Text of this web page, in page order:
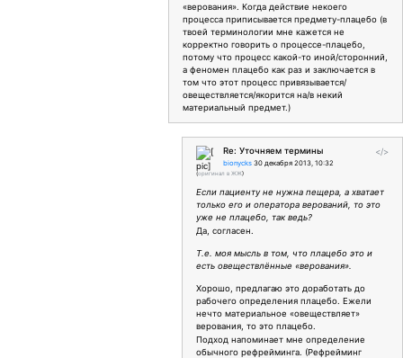
«верования». Когда действие некоего
процесса приписывается предмету-плацебо (в
твоей терминологии мне кажется не
корректно говорить о процессе-плацебо,
потому что процесс какой-то иной/сторонний,
а феномен плацебо как раз и заключается в
том что этот процесс привязывается/
овеществляется/якорится на/в некий
материальный предмет.)
</>
Re: Уточняем термины
bionycks 30 декабря 2013, 10:32
(оригинал в ЖЖ)
Если пациенту не нужна пещера, а хватает
только его и оператора верований, то это
уже не плацебо, так ведь?
Да, согласен.
Т.е. моя мысль в том, что плацебо это и
есть овеществлённые «верования».
Хорошо, предлагаю это доработать до
рабочего определения плацебо. Ежели
нечто материальное «овеществляет»
верования, то это плацебо.
Подход напоминает мне определение
обычного рефрейминга. (Рефрейминг